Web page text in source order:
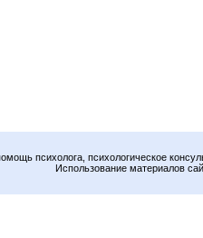
психолога, психологическое
Использование материалов